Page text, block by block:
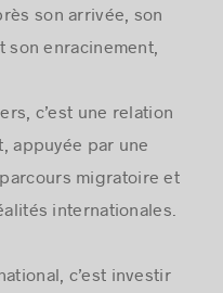
son arrivée, son
enracinement,
c’est une relation
appuyée par une
migratoire et
internationales.
c’est investir